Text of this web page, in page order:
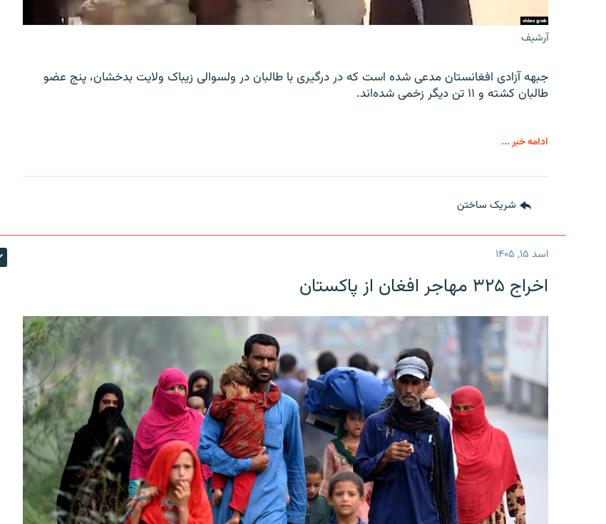
آرشیف
جبهه آزادی افغانستان مدعی شده است که در درگیری با طالبان در ولسوالی زیباک ولایت بدخشان، پنج عضو
طالبان کشته و ۱۱ تن دیگر زخمی شده‌اند.
ادامه خبر ...
شریک ساختن
اسد ۱۵, ۱۴۰۵
اخراج ۳۲۵ مهاجر افغان از پاکستان